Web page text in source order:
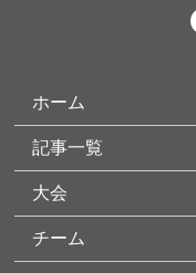
ホーム
記事一覧
大会
チーム